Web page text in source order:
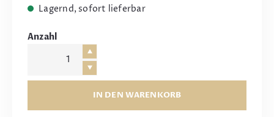
Lagernd, sofort lieferbar
Anzahl
IN DEN WARENKORB